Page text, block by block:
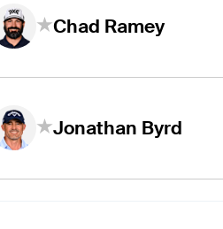
Chad Ramey
Jonathan Byrd